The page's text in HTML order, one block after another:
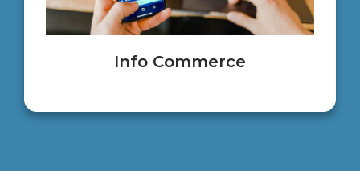
Info Commerce​